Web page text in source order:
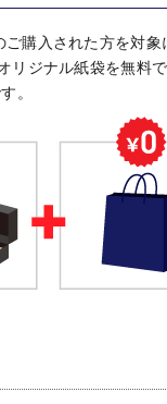
購入された方を対象
リジナル紙袋を無料で
。